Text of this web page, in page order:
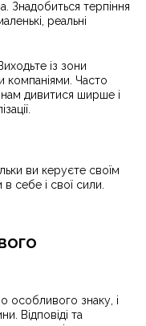
Знадобиться терпіння
реальні
із зони
Часто
дивитися ширше і
ви керуєте своїм
себе і свої сили.
особливого знаку, і
Відповіді та